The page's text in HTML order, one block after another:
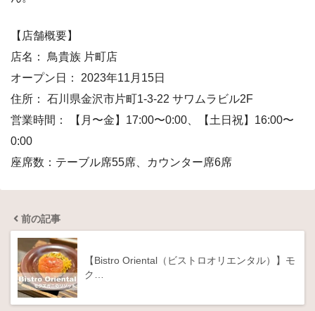
【店舗概要】
店名： 鳥貴族 片町店
オープン日： 2023年11月15日
住所： 石川県金沢市片町1-3-22 サワムラビル2F
営業時間： 【月〜金】17:00〜0:00、【土日祝】16:00〜
0:00
座席数：テーブル席55席、カウンター席6席
前の記事
【Bistro Oriental（ビストロオリエンタル）】モ
ク…